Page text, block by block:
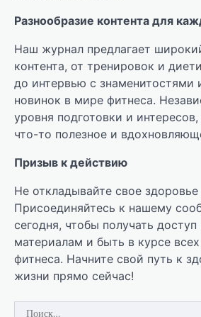
Разнообразие контента для
Наш журнал предлагает
контента, от тренировок и
до интервью с знаменитостями
новинок в мире фитнеса.
уровня подготовки и
что-то полезное и
Призыв к действию
Не откладывайте свое
Присоединяйтесь к нашему
сегодня, чтобы получать
материалам и быть в курсе
фитнеса. Начните свой путь к
жизни прямо сейчас!
Найти: